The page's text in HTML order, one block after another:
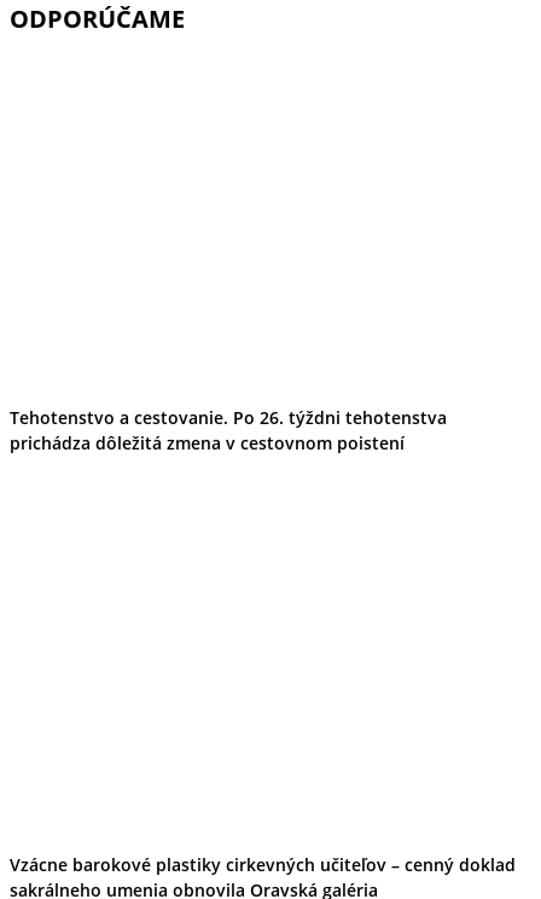
Tipy
Výlet
Ekonomika obchod a doprava
Prešovský kraj
ODPORÚČAME
Tehotenstvo a cestovanie. Po 26. týždni tehotenstva
prichádza dôležitá zmena v cestovnom poistení
Vzácne barokové plastiky cirkevných učiteľov – cenný doklad
sakrálneho umenia obnovila Oravská galéria